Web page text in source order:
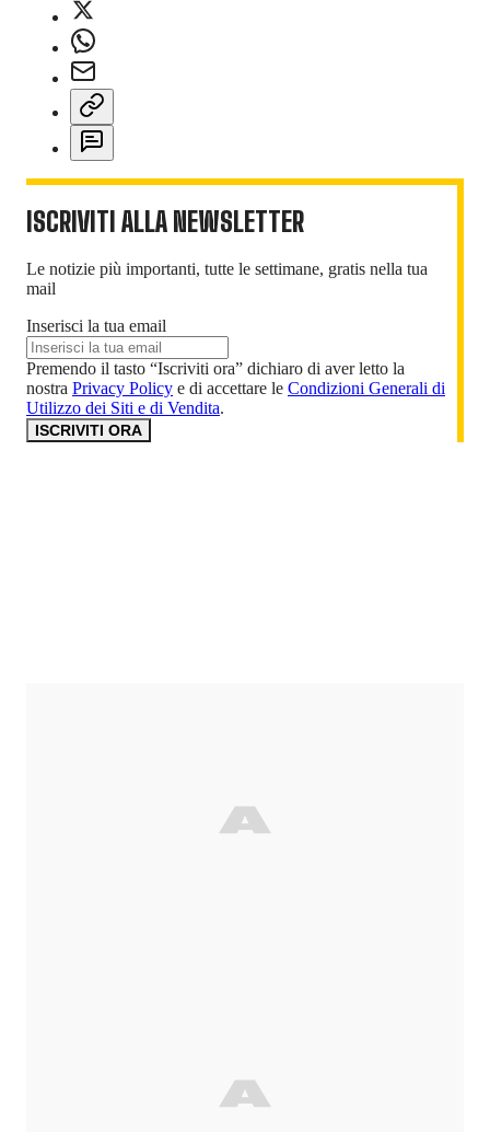
ISCRIVITI ALLA NEWSLETTER
Le notizie più importanti, tutte le settimane, gratis nella tua
mail
Inserisci la tua email
Premendo il tasto “Iscriviti ora” dichiaro di aver letto la
nostra Privacy Policy e di accettare le Condizioni Generali di
Utilizzo dei Siti e di Vendita.
ISCRIVITI ORA